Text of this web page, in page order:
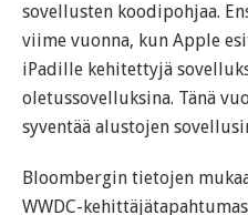
sovellusten koodipohjaa.
viime vuonna, kun Apple
iPadille kehitettyjä
oletussovelluksina. Tänä
syventää alustojen
Bloombergin tietojen
WWDC-